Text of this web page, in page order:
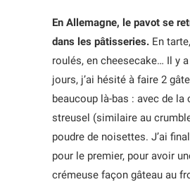
En Allemagne, le pavot se
dans les pâtisseries. En
roulés, en cheesecake… Il y
jours, j’ai hésité à faire 2
beaucoup là-bas : avec de la
streusel (similaire au
poudre de noisettes. J’ai
pour le premier, pour avoir
crémeuse façon gâteau au